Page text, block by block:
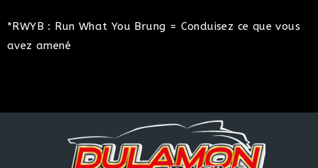
*RWYB : Run What You Brung = Conduisez ce que vous
avez amené